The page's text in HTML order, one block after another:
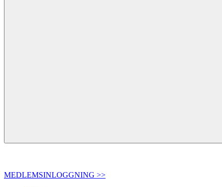
MEDLEMSINLOGGNING >>